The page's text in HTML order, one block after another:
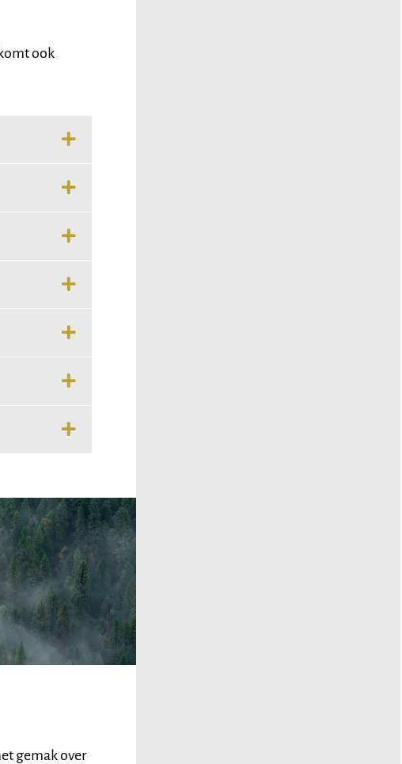
ook
gemak over